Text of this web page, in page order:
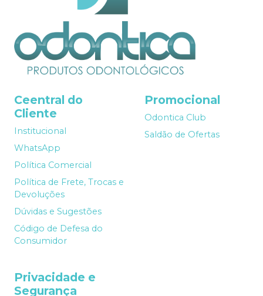
Ceentral do
Cliente
Institucional
WhatsApp
Política Comercial
Política de Frete, Trocas e
Devoluções
Dúvidas e Sugestões
Código de Defesa do
Consumidor
Promocional
Odontica Club
Saldão de Ofertas
Privacidade e
Segurança